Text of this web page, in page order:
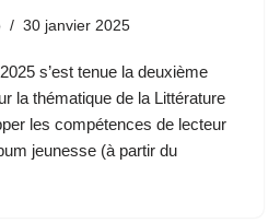
30 janvier 2025
s’est tenue la deuxième
la thématique de la Littérature
les compétences de lecteur
jeunesse (à partir du